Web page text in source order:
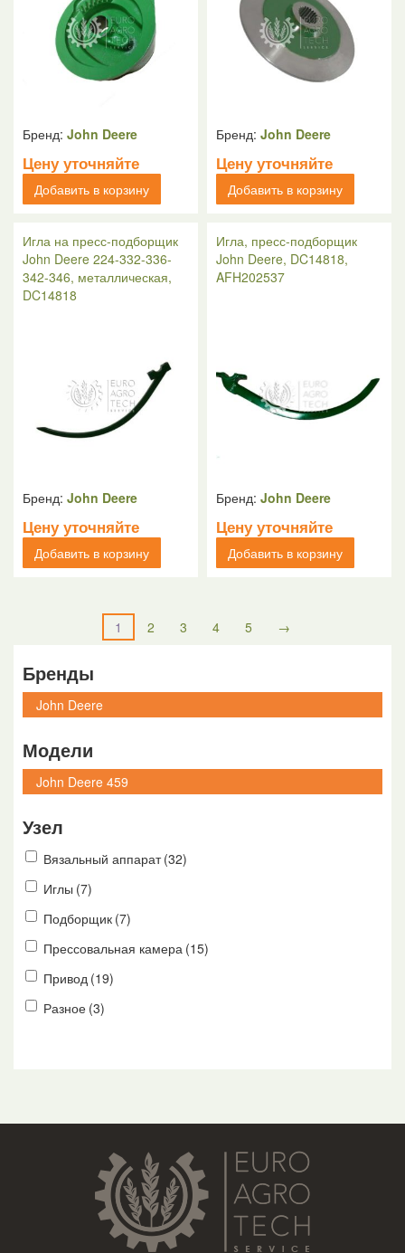
Бренд: John Deere
Цену уточняйте
Добавить в корзину
Бренд: John Deere
Цену уточняйте
Добавить в корзину
Игла на пресс-подборщик
John Deere 224-332-336-
342-346, металлическая,
DC14818
Бренд: John Deere
Цену уточняйте
Добавить в корзину
Игла, пресс-подборщик
John Deere, DC14818,
AFH202537
Бренд: John Deere
Цену уточняйте
Добавить в корзину
1 2 3 4 5 →
Бренды
Модели
Узел
Вязальный аппарат (32)
Иглы (7)
Подборщик (7)
Прессовальная камера (15)
Привод (19)
Разное (3)